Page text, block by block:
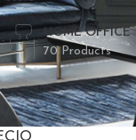
HOME OFFICE
70 Products